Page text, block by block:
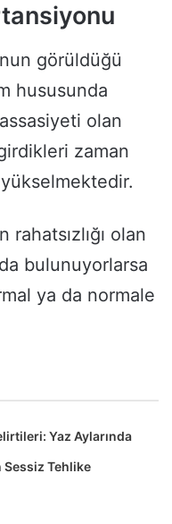
görüldüğü
hususunda
olan
zaman
olan
bulunuyorlarsa
ya da normale
Yaz Aylarında
Sessiz Tehlike